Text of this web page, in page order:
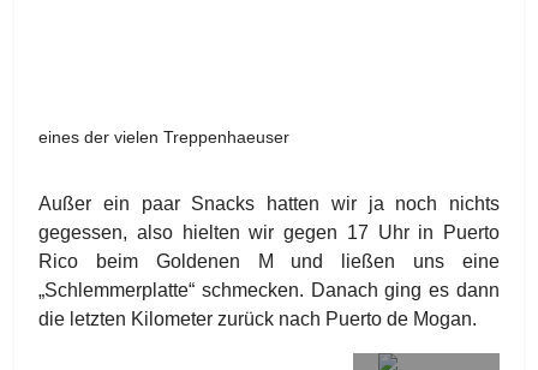
eines der vielen Treppenhaeuser
Außer ein paar Snacks hatten wir ja noch nichts
gegessen, also hielten wir gegen 17 Uhr in Puerto
Rico beim Goldenen M und ließen uns eine
„Schlemmerplatte“ schmecken. Danach ging es dann
die letzten Kilometer zurück nach Puerto de Mogan.